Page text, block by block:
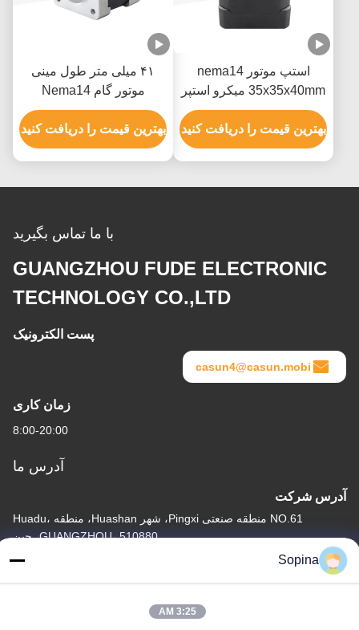
استپ موتور nema14
35x35x40mm میکرو استپر
موتور 350mN.m با گشتاور
بالا
بهترین قیمت را دریافت کنید
۴۱ میلی متر طول مینی
موتور گام Nema14
35x35x41mm 180mN.M
برای دستگاه پزشکی
بهترین قیمت را دریافت کنید
با ما تماس بگیرید
GUANGZHOU FUDE ELECTRONIC
TECHNOLOGY CO.,LTD
پست الکترونیک
casun4@casun.mobi
زمان کاری
8:00-20:00
آدرس ما
آدرس شرکت
NO.61 منطقه صنعتی Pingxi، شهر Huashan، منطقه Huadu،
GUANGZHOU، 510880، چین
آدرس کارخانه
GUANGZHOU، 510880، چین
Sopina
3:25 AM